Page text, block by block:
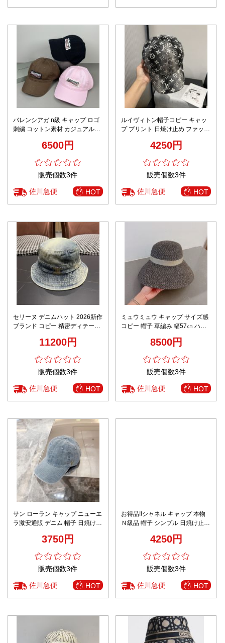
バレンシアガ n級 キャップ ロゴ
刺繍 コットン素材 カジュアル設
6500円
販売個数3件
佐川急便 HOT
ルイヴィトン帽子コピー キャッ
プ プリント 日焼け止め ファッシ
4250円
販売個数3件
佐川急便 HOT
セリーヌ デニムハット 2026新作
ブランド コピー 精密ディテール
仕上げ 人気モデル 数量限定
11200円
販売個数3件
佐川急便 HOT
ミュウミュウ キャップ サイズ感
コピー 帽子 草編み 幅57㎝ ハワ
8500円
販売個数3件
佐川急便 HOT
サン ローラン キャップ ニューエ
ラ激安通販 デニム 帽子 日焼け止
3750円
販売個数3件
佐川急便 HOT
お得品‼シャネル キャップ 本物
Ｎ級品 帽子 シンプル 日焼け止め
4250円
販売個数3件
佐川急便 HOT